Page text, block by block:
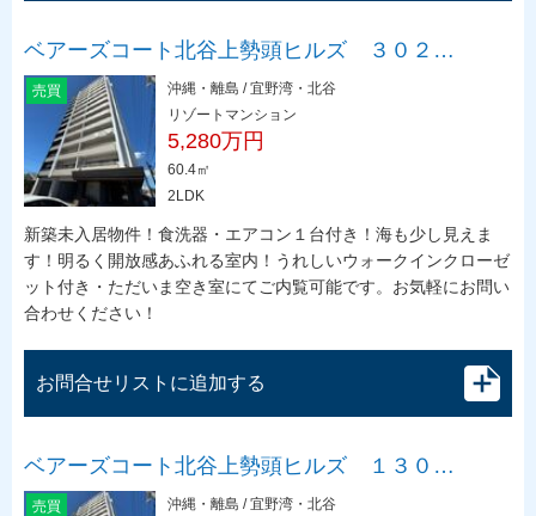
ベアーズコート北谷上勢頭ヒルズ ３０２…
売買
沖縄・離島 / 宜野湾・北谷
リゾートマンション
5,280万円
60.4㎡
2LDK
新築未入居物件！食洗器・エアコン１台付き！海も少し見えま
す！明るく開放感あふれる室内！うれしいウォークインクローゼ
ット付き・ただいま空き室にてご内覧可能です。お気軽にお問い
合わせください！
お問合せリストに追加する
ベアーズコート北谷上勢頭ヒルズ １３０…
売買
沖縄・離島 / 宜野湾・北谷